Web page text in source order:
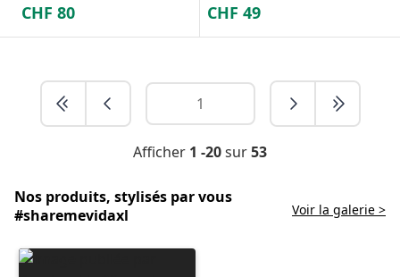
CHF 80 CHF 49
Afficher 1 -20sur53
Nos produits, stylisés par vous
#sharemevidaxl
Voir la galerie >